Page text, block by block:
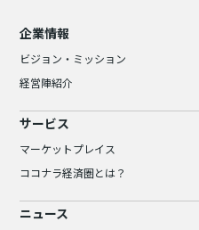
企業情報
ビジョン・ミッション
経営陣紹介
サービス
マーケットプレイス
ココナラ経済圏とは？
ニュース